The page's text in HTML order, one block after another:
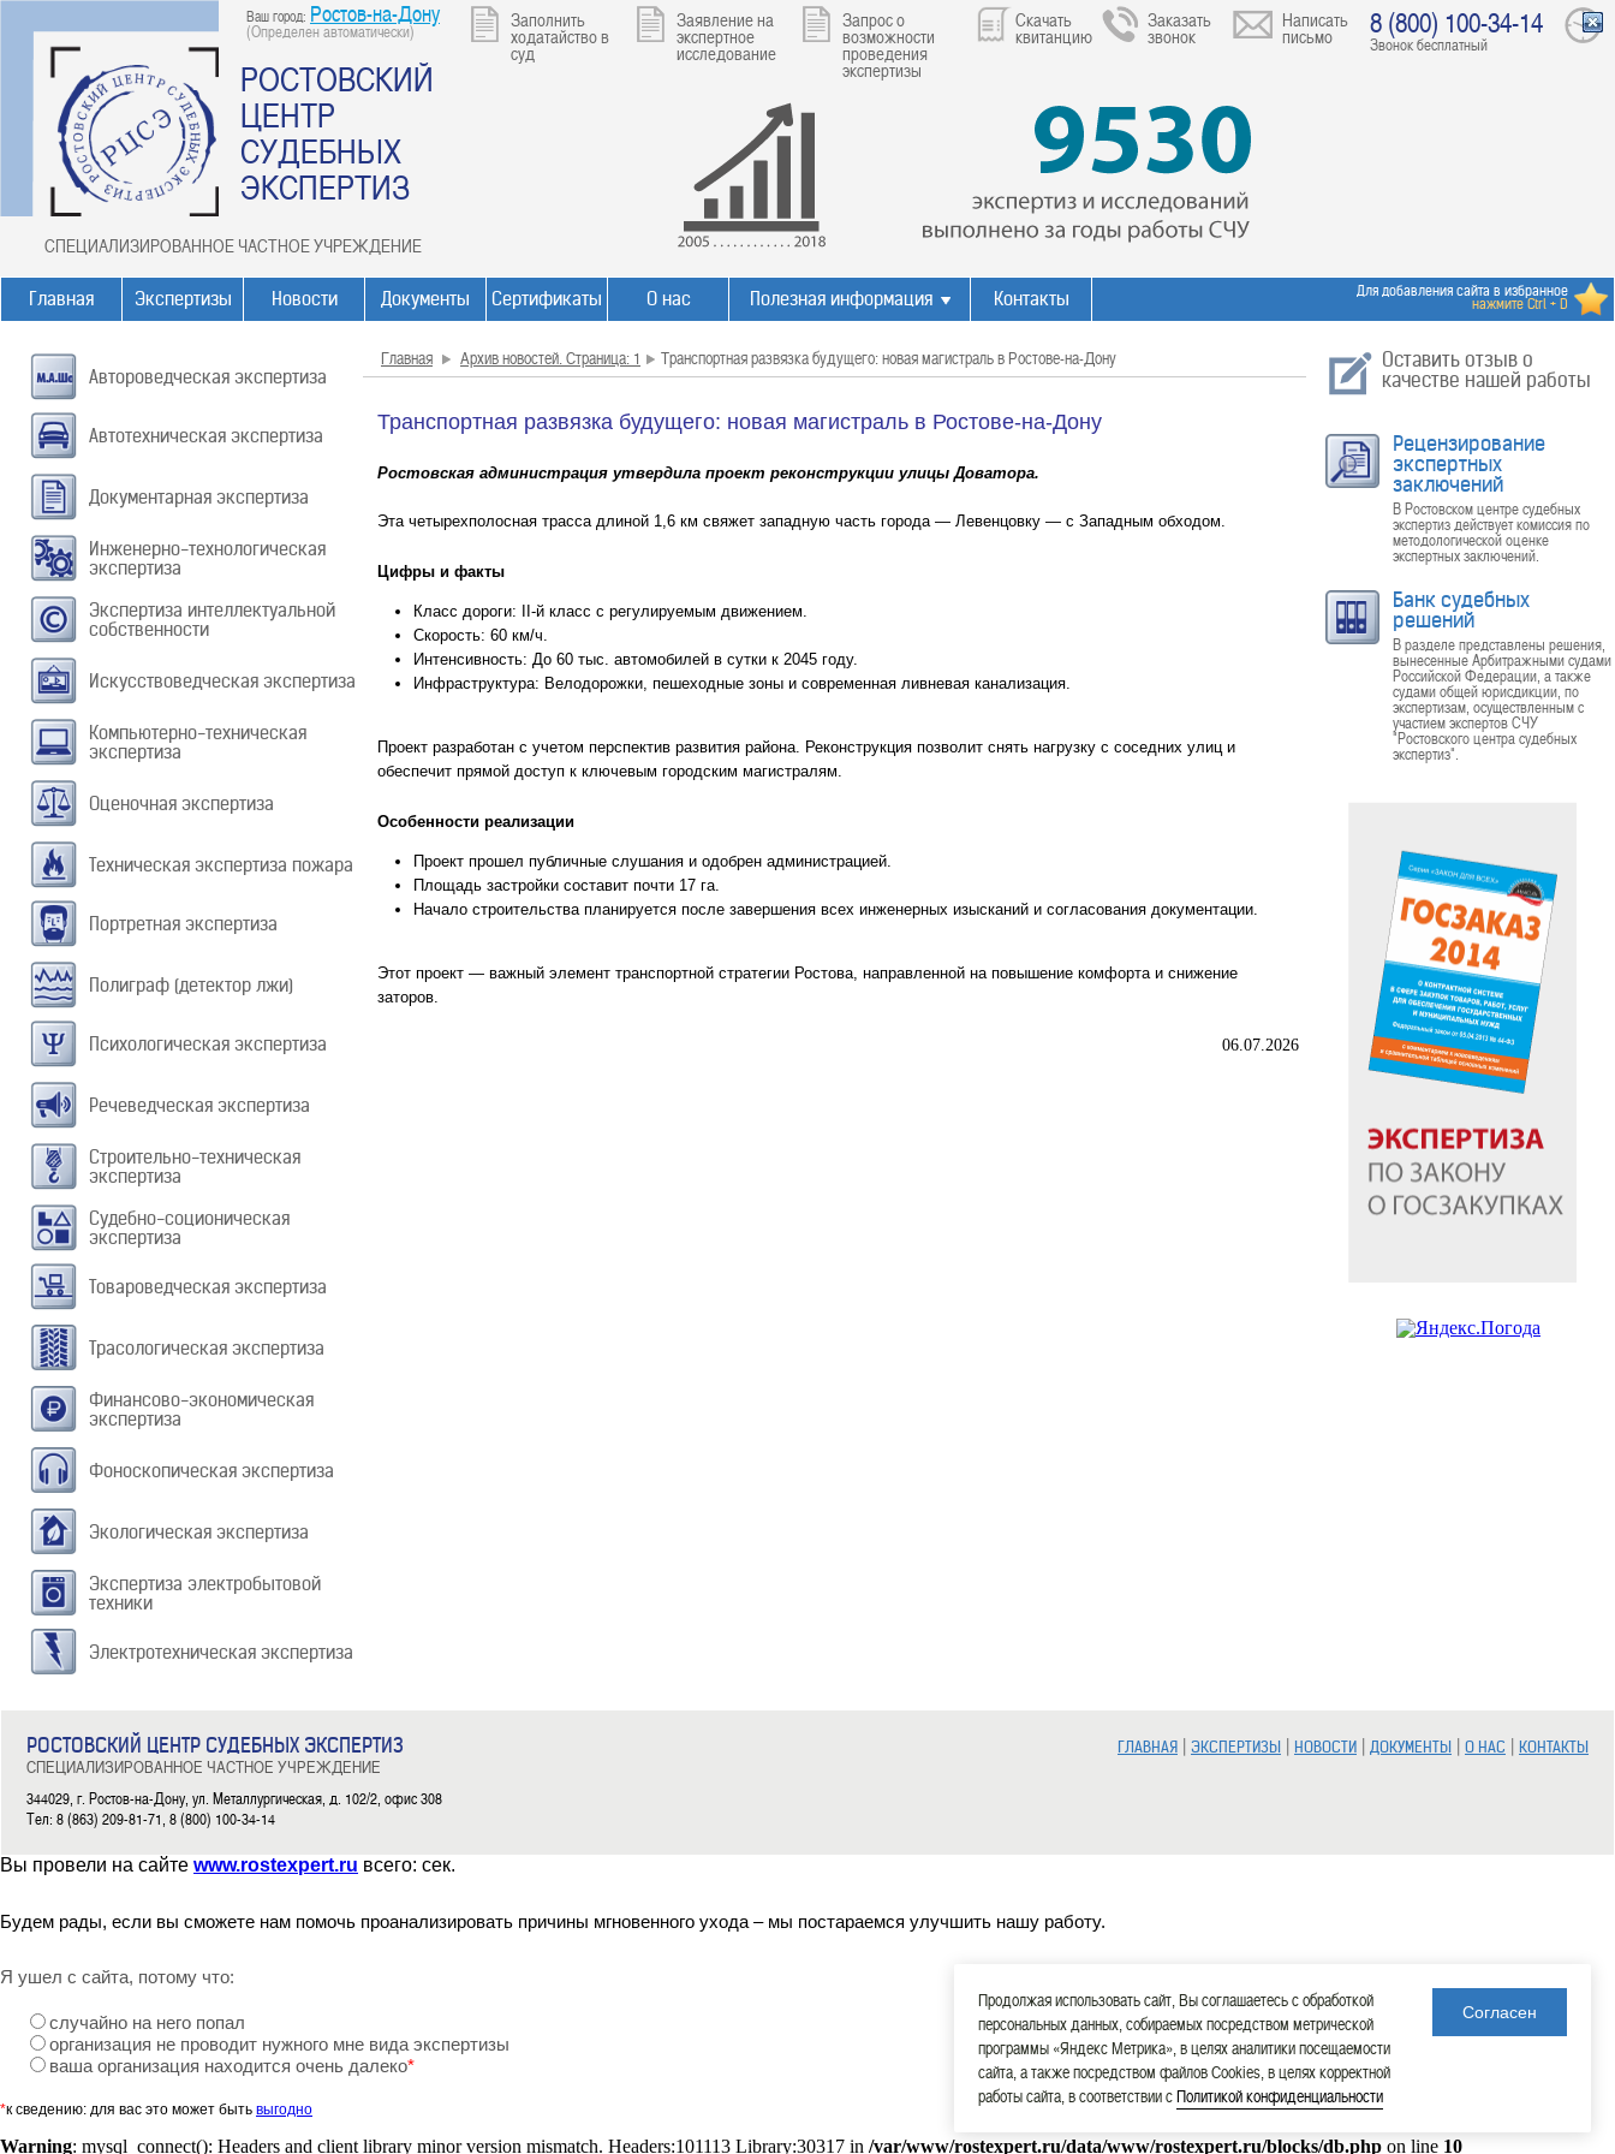
Ваш город: Ростов-на-Дону
(Определен автоматически)
РОСТОВСКИЙ
ЦЕНТР
СУДЕБНЫХ
ЭКСПЕРТИЗ
СПЕЦИАЛИЗИРОВАННОЕ ЧАСТНОЕ УЧРЕЖДЕНИЕ
Заполнить
ходатайство в
суд
Заявление на
экспертное
исследование
Запрос о
возможности
проведения
экспертизы
Скачать
квитанцию
Заказать
звонок
Написать
письмо 8 (800) 100-34-14
Звонок бесплатный
Главная Экспертизы Новости Документы Сертификаты О нас Полезная информация Контакты Для добавления сайта в избранное
нажмите Ctrl + D
Автороведческая экспертиза
Автотехническая экспертиза
Документарная экспертиза
Инженерно-технологическая
экспертиза
Экспертиза интеллектуальной
собственности
Искусствоведческая экспертиза
Компьютерно-техническая
экспертиза
Оценочная экспертиза
Техническая экспертиза пожара
Портретная экспертиза
Полиграф (детектор лжи)
Психологическая экспертиза
Речеведческая экспертиза
Строительно-техническая
экспертиза
Судебно-соционическая
экспертиза
Товароведческая экспертиза
Трасологическая экспертиза
Финансово-экономическая
экспертиза
Фоноскопическая экспертиза
Экологическая экспертиза
Экспертиза электробытовой
техники
Электротехническая экспертиза
Главная Архив новостей. Страница: 1 Транспортная развязка будущего: новая магистраль в Ростове-на-Дону
Транспортная развязка будущего: новая магистраль в Ростове-на-Дону
Ростовская администрация утвердила проект реконструкции улицы Доватора.
Эта четырехполосная трасса длиной 1,6 км свяжет западную часть города — Левенцовку — с Западным обходом.
Цифры и факты
Класс дороги: II-й класс с регулируемым движением.
Скорость: 60 км/ч.
Интенсивность: До 60 тыс. автомобилей в сутки к 2045 году.
Инфраструктура: Велодорожки, пешеходные зоны и современная ливневая канализация.
Проект разработан с учетом перспектив развития района. Реконструкция позволит снять нагрузку с соседних улиц и
обеспечит прямой доступ к ключевым городским магистралям.
Особенности реализации
Проект прошел публичные слушания и одобрен администрацией.
Площадь застройки составит почти 17 га.
Начало строительства планируется после завершения всех инженерных изысканий и согласования документации.
Этот проект — важный элемент транспортной стратегии Ростова, направленной на повышение комфорта и снижение
заторов.
06.07.2026
Оставить отзыв о
качестве нашей работы
Рецензирование
экспертных
заключений
В Ростовском центре судебных
экспертиз действует комиссия по
методологической оценке
экспертных заключений.
Банк судебных
решений
В разделе представлены решения,
вынесенные Арбитражными судами
Российской Федерации, а также
судами общей юрисдикции, по
экспертизам, осуществленным с
участием экспертов СЧУ
"Ростовского центра судебных
экспертиз".
РОСТОВСКИЙ ЦЕНТР СУДЕБНЫХ ЭКСПЕРТИЗ
СПЕЦИАЛИЗИРОВАННОЕ ЧАСТНОЕ УЧРЕЖДЕНИЕ
344029, г. Ростов-на-Дону, ул. Металлургическая, д. 102/2, офис 308
Тел: 8 (863) 209-81-71, 8 (800) 100-34-14
ГЛАВНАЯ | ЭКСПЕРТИЗЫ | НОВОСТИ | ДОКУМЕНТЫ | О НАС | КОНТАКТЫ
Вы провели на сайте www.rostexpert.ru всего: сек.
Будем рады, если вы сможете нам помочь проанализировать причины мгновенного ухода – мы постараемся улучшить нашу работу.
Я ушел с сайта, потому что:
случайно на него попал
организация не проводит нужного мне вида экспертизы
ваша организация находится очень далеко*
*к сведению: для вас это может быть выгодно
Warning: mysql_connect(): Headers and client library minor version mismatch. Headers:101113 Library:30317 in /var/www/rostexpert.ru/data/www/rostexpert.ru/blocks/db.php on line 10
Продолжая использовать сайт, Вы соглашаетесь с обработкой
персональных данных, собираемых посредством метрической
программы «Яндекс Метрика», в целях аналитики посещаемости
сайта, а также посредством файлов Cookies, в целях корректной
работы сайта, в соответствии сПолитикой конфиденциальности
Согласен